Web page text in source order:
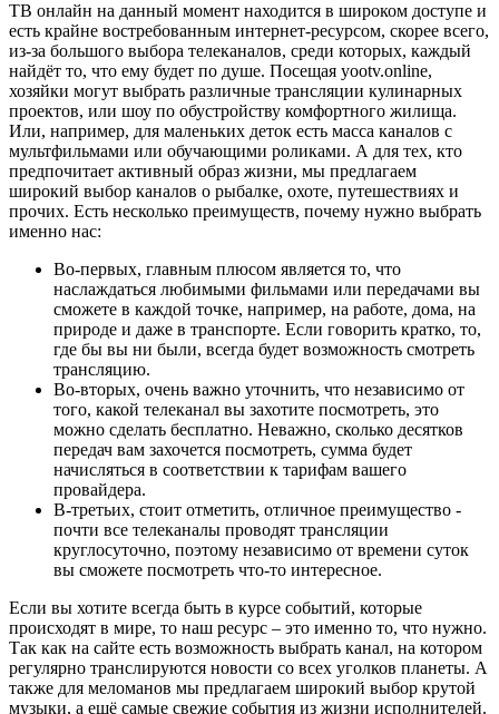
ТВ онлайн на данный момент находится в широком доступе и
есть крайне востребованным интернет-ресурсом, скорее всего,
из-за большого выбора телеканалов, среди которых, каждый
найдёт то, что ему будет по душе. Посещая yootv.online,
хозяйки могут выбрать различные трансляции кулинарных
проектов, или шоу по обустройству комфортного жилища.
Или, например, для маленьких деток есть масса каналов с
мультфильмами или обучающими роликами. А для тех, кто
предпочитает активный образ жизни, мы предлагаем
широкий выбор каналов о рыбалке, охоте, путешествиях и
прочих. Есть несколько преимуществ, почему нужно выбрать
именно нас:
Во-первых, главным плюсом является то, что
наслаждаться любимыми фильмами или передачами вы
сможете в каждой точке, например, на работе, дома, на
природе и даже в транспорте. Если говорить кратко, то,
где бы вы ни были, всегда будет возможность смотреть
трансляцию.
Во-вторых, очень важно уточнить, что независимо от
того, какой телеканал вы захотите посмотреть, это
можно сделать бесплатно. Неважно, сколько десятков
передач вам захочется посмотреть, сумма будет
начисляться в соответствии к тарифам вашего
провайдера.
В-третьих, стоит отметить, отличное преимущество -
почти все телеканалы проводят трансляции
круглосуточно, поэтому независимо от времени суток
вы сможете посмотреть что-то интересное.
Если вы хотите всегда быть в курсе событий, которые
происходят в мире, то наш ресурс – это именно то, что нужно.
Так как на сайте есть возможность выбрать канал, на котором
регулярно транслируются новости со всех уголков планеты. А
также для меломанов мы предлагаем широкий выбор крутой
музыки, а ещё самые свежие события из жизни исполнителей.